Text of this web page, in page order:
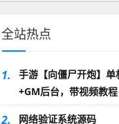
全站热点
1.
手游【向僵尸开炮】
+GM后台，带视频教程
2. 网络验证系统源码